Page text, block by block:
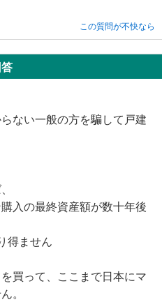
この質問が不快なら
ない一般の方を騙して戸建
入の最終資産額が数十年後
得ません
買って、ここまで日本にマ
。